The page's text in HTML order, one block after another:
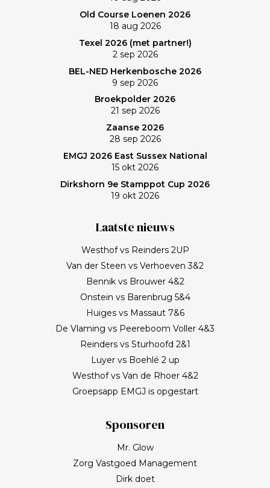
verlies was voorzien; gedaan en laten, dus. Maar de
memorabele ronde en de waanzinnige slagen van
Frank zullen mij nog lang bijblijven. Topgast, topdag!
Old Course Loenen 2026
18 aug 2026
Texel 2026 (met partner!)
2 sep 2026
BEL-NED Herkenbosche 2026
9 sep 2026
Broekpolder 2026
21 sep 2026
Zaanse 2026
28 sep 2026
EMGJ 2026 East Sussex National
15 okt 2026
Dirkshorn 9e Stamppot Cup 2026
19 okt 2026
Laatste nieuws
Westhof vs Reinders 2UP
Van der Steen vs Verhoeven 3&2
Bennik vs Brouwer 4&2
Onstein vs Barenbrug 5&4
Huiges vs Massaut 7&6
De Vlaming vs Peereboom Voller 4&3
Reinders vs Sturhoofd 2&1
Luyer vs Boehlé 2 up
Westhof vs Van de Rhoer 4&2
Groepsapp EMGJ is opgestart
Sponsoren
Mr. Glow
Zorg Vastgoed Management
Dirk doet